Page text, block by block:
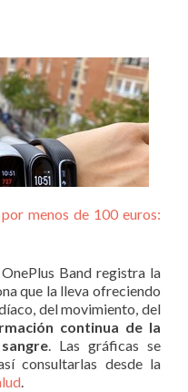
menos de 100 euros:
Band registra la
que la lleva ofreciendo
del movimiento, del
continua de la
. Las gráficas se
consultarlas desde la
.